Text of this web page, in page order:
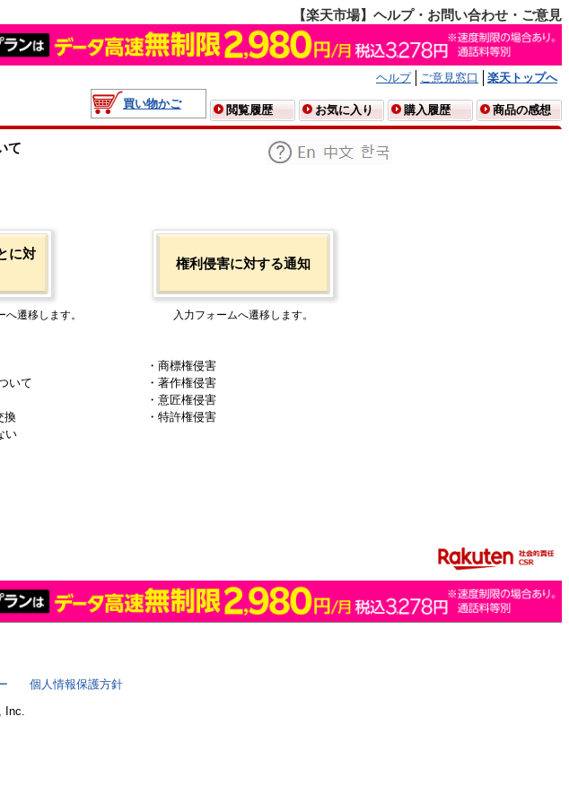
【楽天市場】ヘルプ・お問い合わせ・ご意見
ヘルプ ご意見窓口
楽天トップへ
買い物かご
閲覧履歴 お気に入り 購入履歴 商品の感想
て
に対
遷移します。
いて
換
い
権利侵害に対する通知
入力フォームへ遷移します。
・商標権侵害
・著作権侵害
・意匠権侵害
・特許権侵害
個人情報保護方針
Inc.